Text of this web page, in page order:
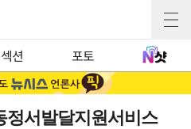
섹션 포토
서발달지원서비스